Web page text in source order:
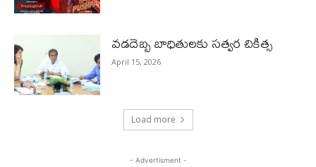
వడదెబ్బ బాధితులకు సత్వర చికిత్స
April 15, 2026
Load more
- Advertisment -